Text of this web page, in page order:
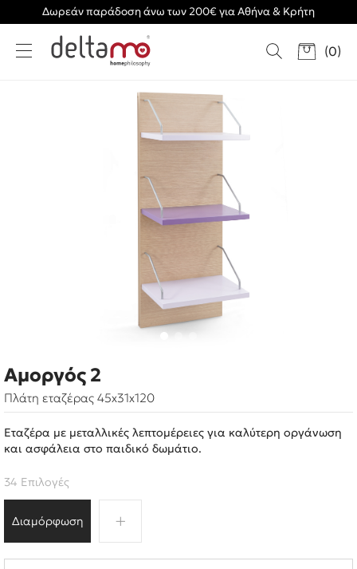
Δωρεάν παράδοση άνω των 200€ για Αθήνα & Κρήτη
(0)
Αμοργός 2
Πλάτη εταζέρας 45x31x120
Εταζέρα με μεταλλικές λεπτομέρειες για καλύτερη οργάνωση
και ασφάλεια στο παιδικό δωμάτιο.
Διαμόρφωση
34 Επιλογές